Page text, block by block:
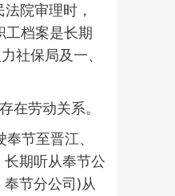
院审理时，
工档案是长期
社保局及一、
在劳动关系。
节至晋江、
期听从奉节公
节分公司)从